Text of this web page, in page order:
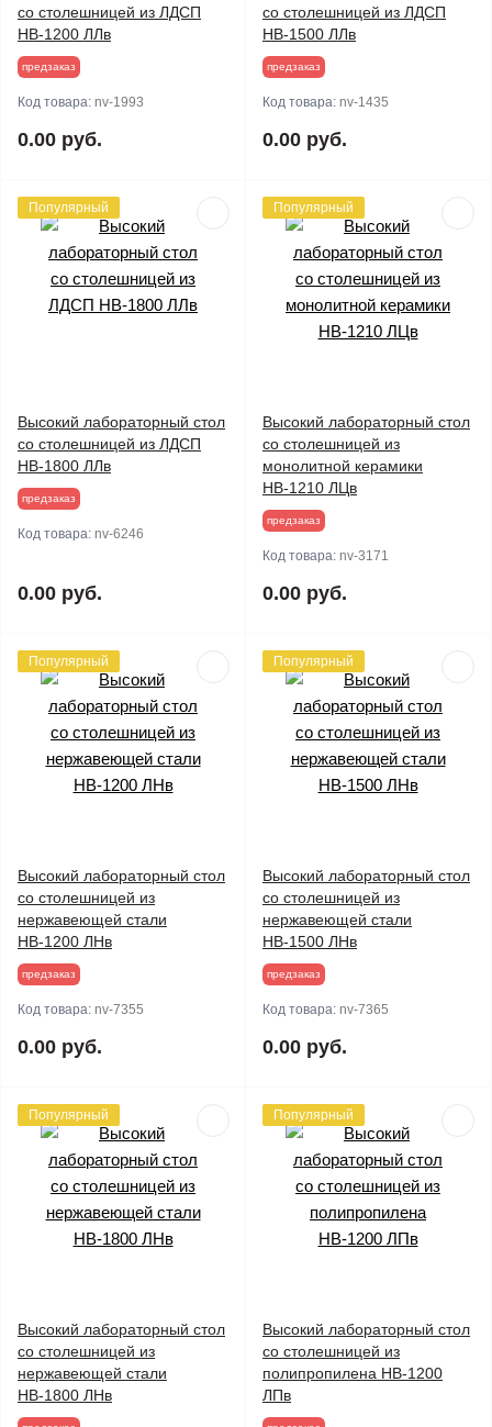
со столешницей из ЛДСП
НВ-1200 ЛЛв
предзаказ
Код товара: nv-1993
0.00 руб.
со столешницей из ЛДСП
НВ-1500 ЛЛв
предзаказ
Код товара: nv-1435
0.00 руб.
Популярный
Высокий лабораторный стол
со столешницей из ЛДСП
НВ-1800 ЛЛв
предзаказ
Код товара: nv-6246
0.00 руб.
Популярный
Высокий лабораторный стол
со столешницей из
монолитной керамики
НВ-1210 ЛЦв
предзаказ
Код товара: nv-3171
0.00 руб.
Популярный
Высокий лабораторный стол
со столешницей из
нержавеющей стали
НВ-1200 ЛНв
предзаказ
Код товара: nv-7355
0.00 руб.
Популярный
Высокий лабораторный стол
со столешницей из
нержавеющей стали
НВ-1500 ЛНв
предзаказ
Код товара: nv-7365
0.00 руб.
Популярный
Высокий лабораторный стол
со столешницей из
нержавеющей стали
НВ-1800 ЛНв
Популярный
Высокий лабораторный стол
со столешницей из
полипропилена НВ-1200
ЛПв